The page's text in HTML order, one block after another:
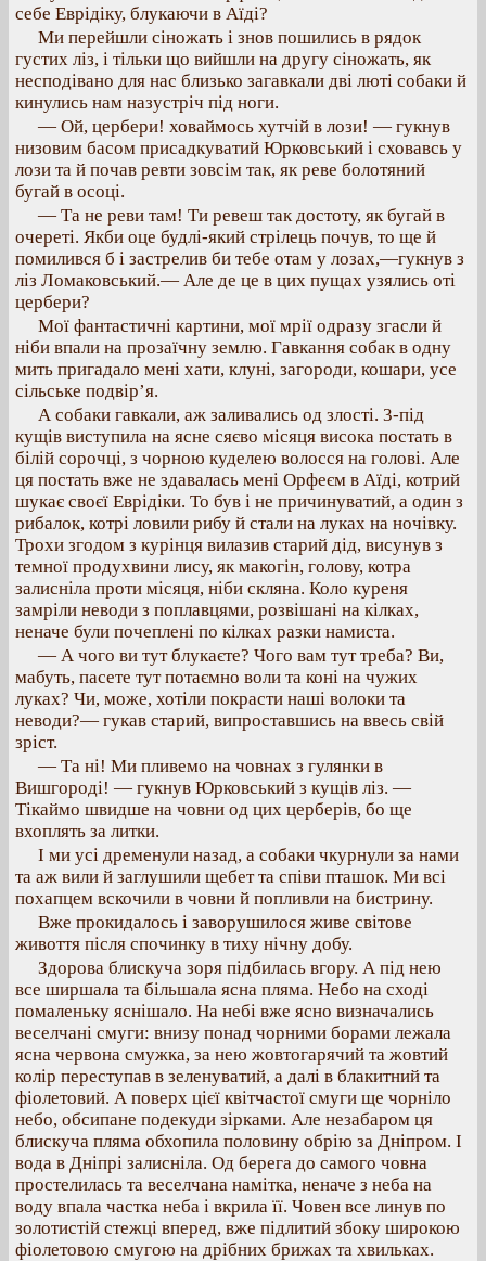
себе Еврідіку, блукаючи в Аїді?
Ми перейшли сіножать і знов пошились в рядок
густих ліз, і тільки що вийшли на другу сіножать, як
несподівано для нас близько загавкали дві люті собаки й
кинулись нам назустріч під ноги.
— Ой, цербери! ховаймось хутчій в лози! — гукнув
низовим басом присадкуватий Юрковський і сховавсь у
лози та й почав ревти зовсім так, як реве болотяний
бугай в осоці.
— Та не реви там! Ти ревеш так достоту, як бугай в
очереті. Якби оце будлі-який стрілець почув, то ще й
помилився б і застрелив би тебе отам у лозах,—гукнув з
ліз Ломаковський.— Але де це в цих пущах узялись оті
цербери?
Мої фантастичні картини, мої мрії одразу згасли й
ніби впали на прозаїчну землю. Гавкання собак в одну
мить пригадало мені хати, клуні, загороди, кошари, усе
сільське подвір’я.
А собаки гавкали, аж заливались од злості. 3-під
кущів виступила на ясне сяєво місяця висока постать в
білій сорочці, з чорною куделею волосся на голові. Але
ця постать вже не здавалась мені Орфеєм в Аїді, котрий
шукає своєї Еврідіки. То був і не причинуватий, а один з
рибалок, котрі ловили рибу й стали на луках на ночівку.
Трохи згодом з курінця вилазив старий дід, висунув з
темної продухвини лису, як макогін, голову, котра
залисніла проти місяця, ніби скляна. Коло куреня
замріли неводи з поплавцями, розвішані на кілках,
неначе були почеплені по кілках разки намиста.
— А чого ви тут блукаєте? Чого вам тут треба? Ви,
мабуть, пасете тут потаємно воли та коні на чужих
луках? Чи, може, хотіли покрасти наші волоки та
неводи?— гукав старий, випроставшись на ввесь свій
зріст.
— Та ні! Ми пливемо на човнах з гулянки в
Вишгороді! — гукнув Юрковський з кущів ліз. —
Тікаймо швидше на човни од цих церберів, бо ще
вхоплять за литки.
І ми усі дременули назад, а собаки чкурнули за нами
та аж вили й заглушили щебет та співи пташок. Ми всі
похапцем вскочили в човни й попливли на бистрину.
Вже прокидалось і заворушилося живе світове
живоття після спочинку в тиху нічну добу.
Здорова блискуча зоря підбилась вгору. А під нею
все ширшала та більшала ясна пляма. Небо на сході
помаленьку яснішало. На небі вже ясно визначались
веселчані смуги: внизу понад чорними борами лежала
ясна червона смужка, за нею жовтогарячий та жовтий
колір переступав в зеленуватий, а далі в блакитний та
фіолетовий. А поверх цієї квітчастої смуги ще чорніло
небо, обсипане подекуди зірками. Але незабаром ця
блискуча пляма обхопила половину обрію за Дніпром. І
вода в Дніпрі залисніла. Од берега до самого човна
простелилась та веселчана намітка, неначе з неба на
воду впала частка неба і вкрила її. Човен все линув по
золотистій стежці вперед, вже підлитий збоку широкою
фіолетовою смугою на дрібних брижах та хвильках.